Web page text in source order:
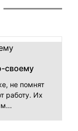
своему
не помнят
работу. Их